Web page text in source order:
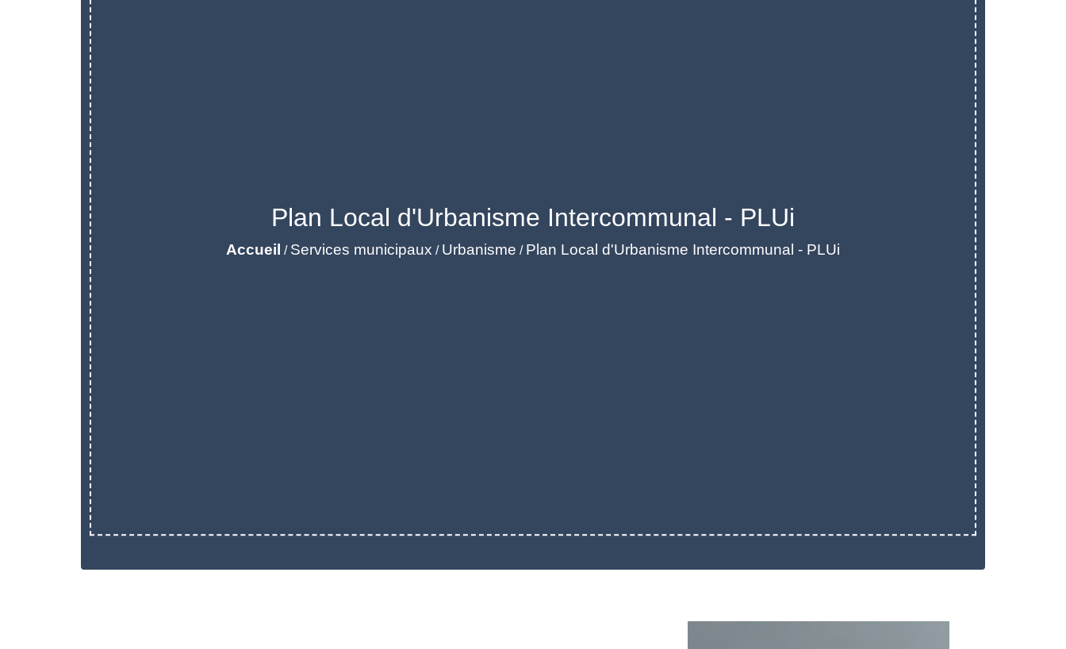
Plan Local d'Urbanisme Intercommunal - PLUi
Accueil / Services municipaux / Urbanisme / Plan Local d'Urbanisme Intercommunal - PLUi